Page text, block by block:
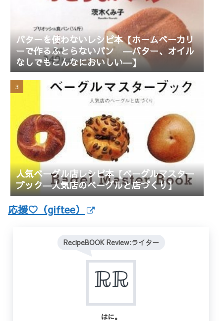
バターを使わないレシピ本【ホームベーカリ
ーで作るふとらないパン ―バター、オイル
なしでもこんなにおいしい―】
人気ベーグル店レシピ本【ベーグルマスター
ブック―人気店のベーグルと店づくり】
応援♡（giftee）
RecipeBOOK Review:ライター
はに。